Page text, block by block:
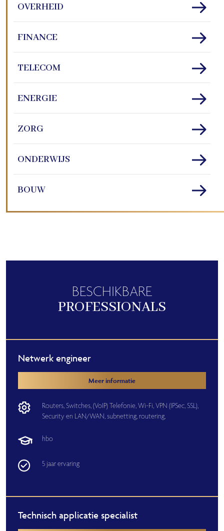
OVERHEID
FINANCE
TELECOM
ENERGIE
ZORG
ONDERWIJS
BOUW
BESCHIKBARE
PROFESSIONALS
Netwerk engineer
Meer informatie
Routers, Switches,(VoIP) Telefonie,Wi-Fi, VPN (IPSec, SSL),
Security en LAN/WAN,subnetting,routering,
hbo
5 jaar ervaring
Technisch applicatie specialist